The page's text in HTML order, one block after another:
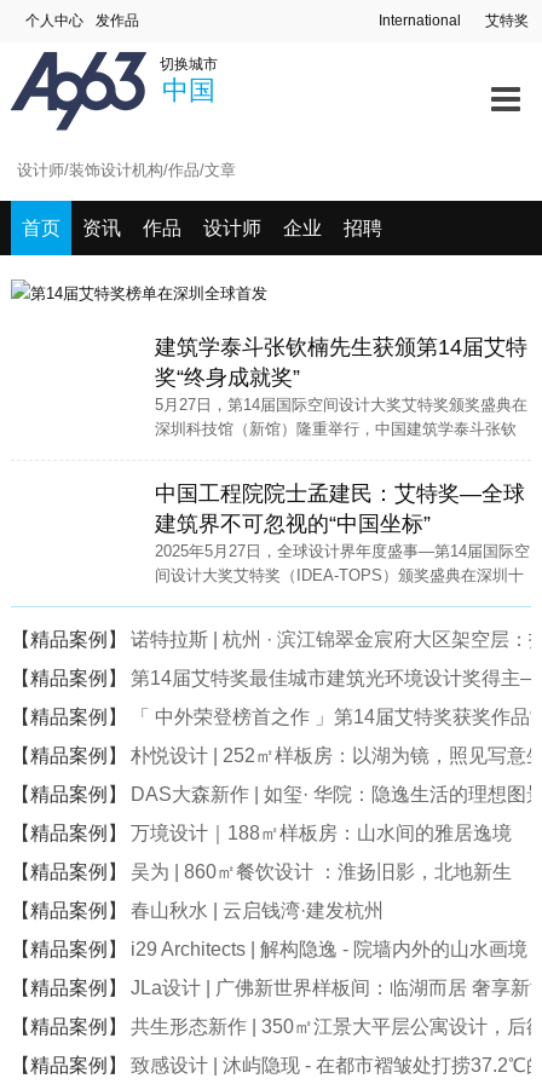
个人中心 发作品 艾特奖
International
切换城市
中国
首页 资讯 作品 设计师 企业 招聘
建筑学泰斗张钦楠先生获颁第14届艾特
奖“终身成就奖”
5月27日，第14届国际空间设计大奖艾特奖颁奖盛典在
深圳科技馆（新馆）隆重举行，中国建筑学泰斗张钦
中国工程院院士孟建民：艾特奖—全球
建筑界不可忽视的“中国坐标”
2025年5月27日，全球设计界年度盛事—第14届国际空
间设计大奖艾特奖（IDEA-TOPS）颁奖盛典在深圳十
【精品案例】
诺特拉斯 | 杭州 · 滨江锦翠金宸府大区架空层：
【精品案例】
第14届艾特奖最佳城市建筑光环境设计奖得主
【精品案例】
「 中外荣登榜首之作 」第14届艾特奖获奖作品
【精品案例】
朴悦设计 | 252㎡样板房：以湖为镜，照见写意
【精品案例】
DAS大森新作 | 如玺· 华院：隐逸生活的理想图
【精品案例】
万境设计｜188㎡样板房：山水间的雅居逸境
【精品案例】
吴为 | 860㎡餐饮设计 ：淮扬旧影，北地新生
【精品案例】
春山秋水 | 云启钱湾·建发杭州
【精品案例】
i29 Architects | 解构隐逸 - 院墙内外的山水画境
【精品案例】
JLa设计 | 广佛新世界样板间：临湖而居 奢享新
【精品案例】
共生形态新作 | 350㎡江景大平层公寓设计，后
【精品案例】
致感设计 | 沐屿隐现 - 在都市褶皱处打捞37.2℃